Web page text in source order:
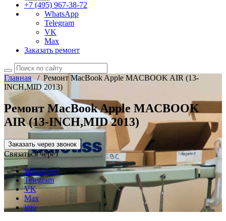
+7 (495) 967-38-72
WhatsApp
Telegram
VK
Max
Заказать ремонт
Главная/ Ремонт MacBook Apple MACBOOK AIR (13-
INCH,MID 2013)
Ремонт MacBook Apple MACBOOK
AIR (13-INCH,MID 2013)
Заказать через звонок
Связаться через
WhatsApp
Telegram
VK
Max
imo